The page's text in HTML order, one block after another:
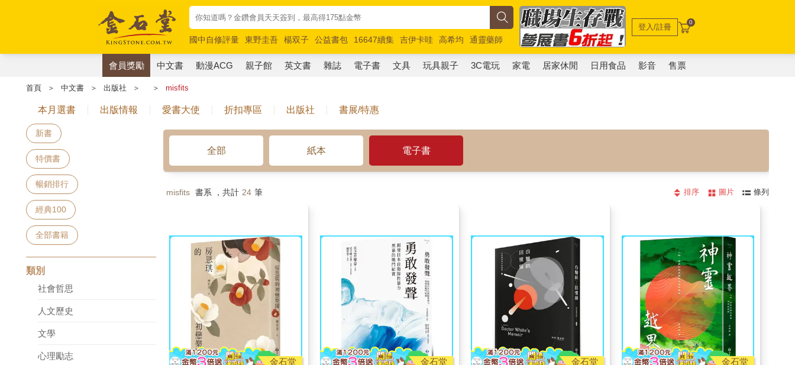
國中自修評量 東野圭吾 楊双子 公益書包 16647續集 吉伊卡哇 高希均
通靈藥師
唯紅花綻放
奧德賽 路邊攤新作 馬斯克 玩具總動員5 超慢跑
登入/註冊 0
會員獎勵 中文書 動漫ACG 親子館 英文書 雜誌 電子書 文具 玩具親子 3C電玩 家電 居家休閒 日用食品 影音 售票
首頁 ＞ 中文書 ＞ 出版社 ＞ ＞ misfits
本月選書 出版情報 愛書大使 折扣專區 出版社 書展/特惠
新書
特價書
暢銷排行
經典100
全部書籍
類別
社會哲思
人文歷史
文學
心理勵志
全部 紙本 電子書
misfits 書系 ，共計 24 筆 排序 圖片 條列
金石堂
金石堂
金石堂
金石堂